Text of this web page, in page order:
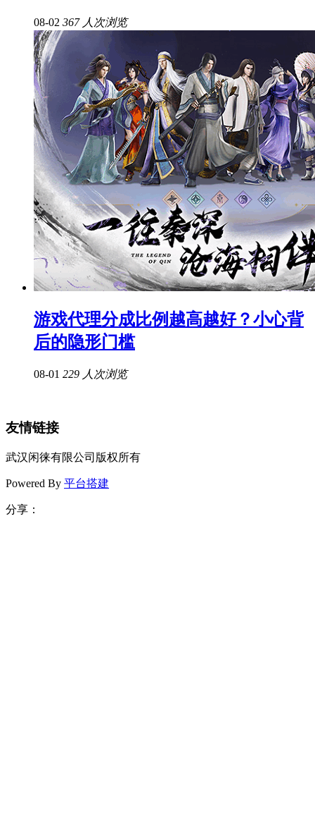
08-02 367 人次浏览
游戏代理分成比例越高越好？小心背
后的隐形门槛
08-01 229 人次浏览
友情链接
武汉闲徕有限公司版权所有
Powered By 平台搭建
分享：